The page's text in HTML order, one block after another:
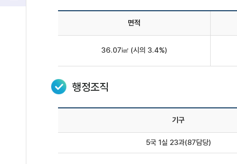
면적
36.07㎢ (시의 3.4%)
행정조직
기구
5국 1실 23과(87담당)